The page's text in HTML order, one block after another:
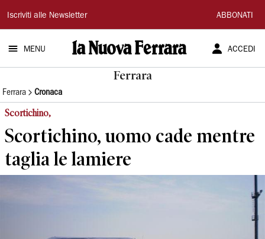
La
Nuova
Ferrara
Iscriviti alle Newsletter ABBONATI
MENU ACCEDI
Ferrara
Ferrara Cronaca
Scortichino,
Scortichino, uomo cade mentre
taglia le lamiere